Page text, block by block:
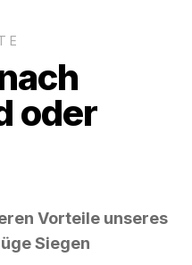
oder
Vorteile unseres
Siegen